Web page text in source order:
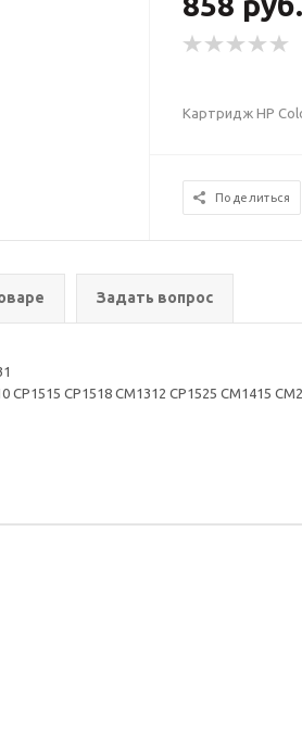
Картридж HP
Поделиться
Задать вопрос
CP1518 CM1312 CP1525 CM1415